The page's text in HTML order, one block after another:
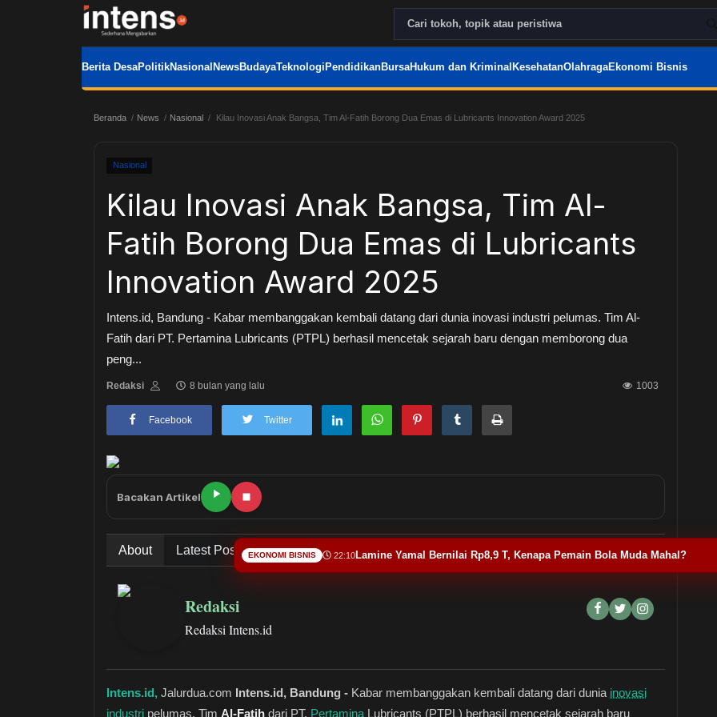
Berita DesaPolitikNasional NewsBudayaTeknologi PendidikanBursaHukum dan Kriminal KesehatanOlahragaEkonomi Bisnis
Beranda News Nasional Kilau Inovasi Anak Bangsa, Tim Al-Fatih Borong Dua Emas di Lubricants Innovation Award 2025
Nasional
Kilau Inovasi Anak Bangsa, Tim Al-
Fatih Borong Dua Emas di Lubricants
Innovation Award 2025
Intens.id, Bandung - Kabar membanggakan kembali datang dari dunia inovasi industri pelumas. Tim Al-
Fatih dari PT. Pertamina Lubricants (PTPL) berhasil mencetak sejarah baru dengan memborong dua
peng...
Redaksi 8 bulan yang lalu 1003
Facebook Twitter
Bacakan Artikel
About Latest Posts
Redaksi
Redaksi Intens.id
Intens.id, Jalurdua.com Intens.id, Bandung - Kabar membanggakan kembali datang dari dunia inovasi
industri pelumas. Tim Al-Fatih dari PT. Pertamina Lubricants (PTPL) berhasil mencetak sejarah baru
EKONOMI BISNIS 22:10Lamine Yamal Bernilai Rp8,9 T, Kenapa Pemain Bola Muda Mahal?